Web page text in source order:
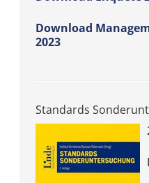
Download
2023
Standards